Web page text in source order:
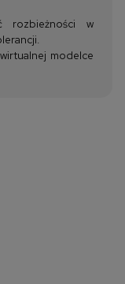
rozbieżności w
modelce